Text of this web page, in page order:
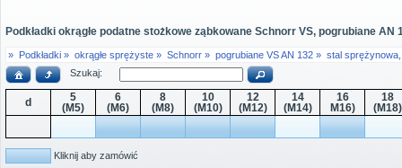
Podkładki okrągłe podatne stożkowe ząbkowane Schnorr VS, pogrubiane
» Podkładki » okrągłe sprężyste » Schnorr » pogrubiane VS AN 132 » stal
Szukaj:
d
5
(M5)
6
(M6)
8
(M8)
10
(M10)
12
(M12)
14
(M14)
16
M16)
18
(M18)
Kliknij aby zamówić